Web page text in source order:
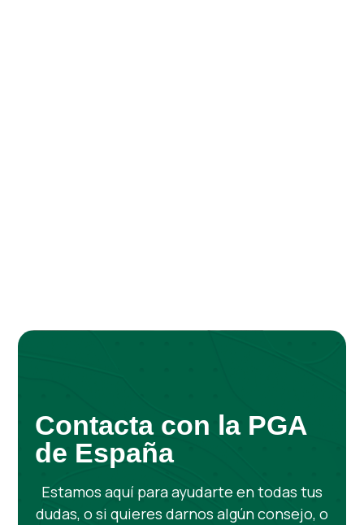
Contacta con la PGA
de España
Estamos aquí para ayudarte en todas tus
dudas, o si quieres darnos algún consejo, o